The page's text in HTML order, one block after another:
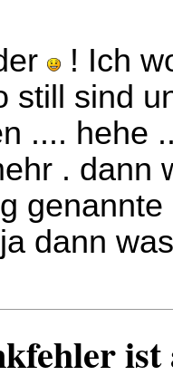
! Ich
still sind
.... hehe
. dann
dann